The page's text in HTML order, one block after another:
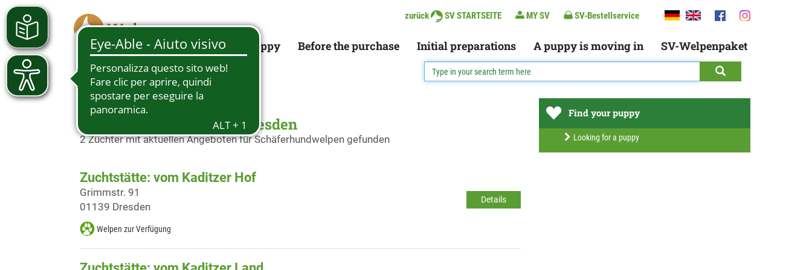
zurück SV STARTSEITE MY SV SV-Bestellservice
Looking for a puppy Before the purchase Initial preparations A puppy is moving in SV-Welpenpaket
Schäferhundwelpen in Dresden
2 Züchter mit aktuellen Angeboten für Schäferhundwelpen gefunden
Zuchtstätte: vom Kaditzer Hof
Details
Grimmstr. 91
01139 Dresden
Welpen zur Verfügung
Find your puppy
Looking for a puppy